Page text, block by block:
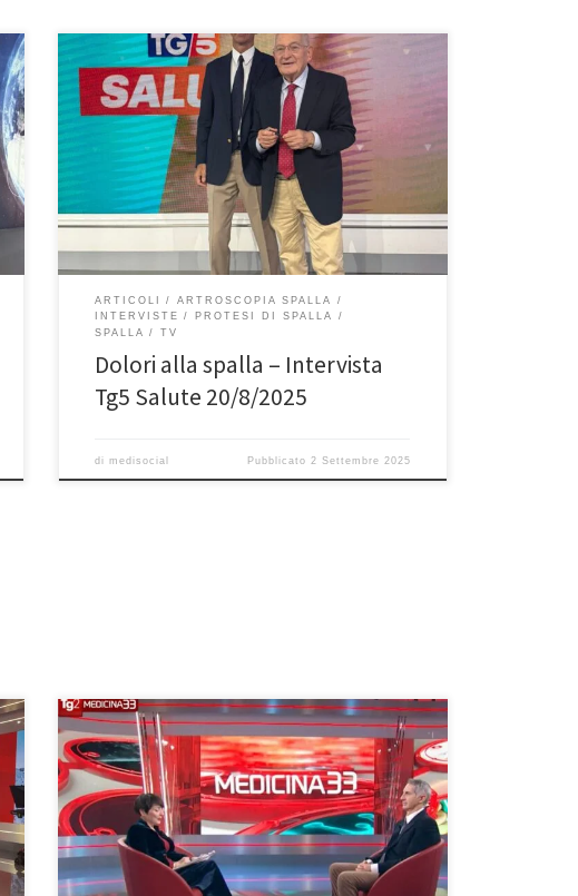
Dolori alla spalla – Intervista Tg5 Salute 20/8/2025. Qui
di seguito trovate l’intervista rilascaita al Tg5 Salute del
28/8/2025 dal Prof. Francesco Franceschi ortopedico
della spalla a Roma. I dolori alla spalla, frequenti,
colpiscono soprattutto le persone avanti con gli anni e
tutti noi li attribuiamo all’artrosi. Il professor Francesco
[…]
ARTICOLI
ARTROSCOPIA SPALLA
INTERVISTE
PROTESI DI SPALLA
SPALLA
TV
Dolori alla spalla – Intervista
Tg5 Salute 20/8/2025
dimedisocial Pubblicato 2 Settembre 2025
Il dolore al ginocchio è un problema serio. Può essere
danneggiato a causa di malattie degenerative come
l’artrosi per esempio. E allora la prima cosa a cui si
pensa è una protesi. È giusto? Guarda l’ultima
intervista al Prof. Francesco Franceschi al Tg2 Medicina
33 del 26 dicembre 2024 per […]